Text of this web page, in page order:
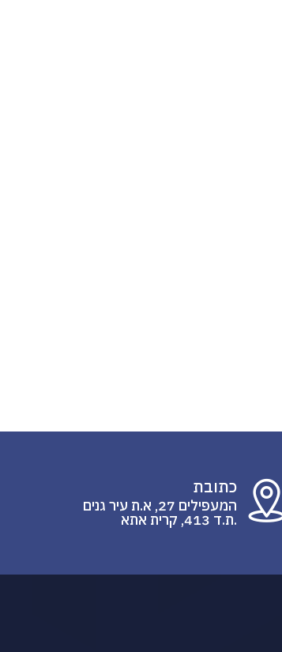
כתובת
המעפילים 27, א.ת עיר גנים
.ת.ד 413, קרית אתא